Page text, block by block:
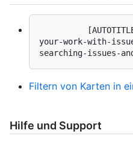
your-work-with-
Filtern von Karten in
Hilfe und Support